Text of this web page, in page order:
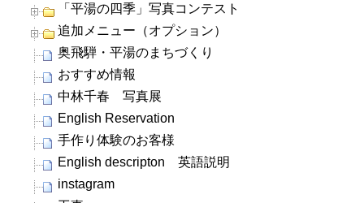
「平湯の四季」写真コンテスト
追加メニュー（オプション）
奥飛騨・平湯のまちづくり
おすすめ情報
中林千春 写真展
English Reservation
手作り体験のお客様
English descripton 英語説明
instagram